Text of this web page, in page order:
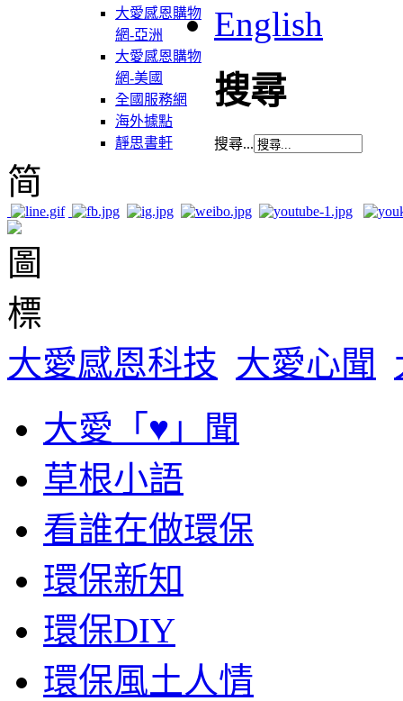
大愛感恩購物
網-亞洲
大愛感恩購物
網-美國
全國服務網
海外據點
靜思書軒
English
搜尋
搜尋...
简
大愛感恩科技 大愛心聞
大愛「♥」聞
草根小語
看誰在做環保
環保新知
環保DIY
環保風土人情